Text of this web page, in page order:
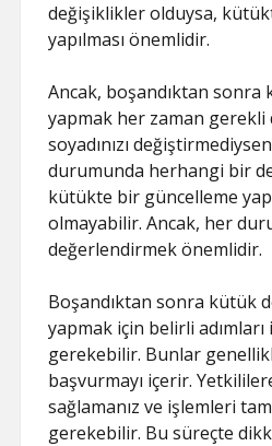
değişiklikler olduysa,
yapılması önemlidir.
Ancak, boşandıktan
yapmak her zaman gerekli
soyadınızı
durumunda herhangi bir
kütükte bir güncelleme
olmayabilir. Ancak, her
değerlendirmek önemlidir.
Boşandıktan sonra kütük
yapmak için belirli adımları
gerekebilir. Bunlar
başvurmayı içerir.
sağlamanız ve işlemleri
gerekebilir. Bu süreçte